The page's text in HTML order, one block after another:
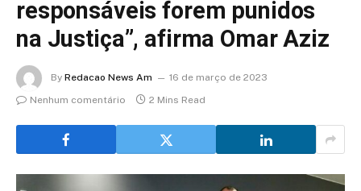
responsáveis forem punidos
na Justiça”, afirma Omar Aziz
By Redacao News Am
16 de março de 2023
Nenhum comentário
2 Mins Read